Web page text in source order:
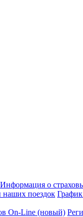
Информация о
поездок
On-Line (новый)